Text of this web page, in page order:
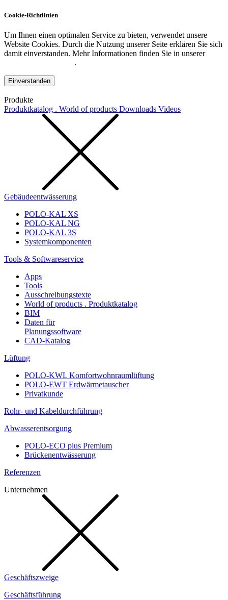
Cookie-Richtlinien
Um Ihnen einen optimalen Service zu bieten, verwendet unsere
Website Cookies. Durch die Nutzung unserer Seite erklären Sie sich
damit einverstanden. Mehr Informationen finden Sie in unserer
.
Einverstanden
Produkte
Produktkatalog . World of products Downloads Videos
Gebäudeentwässerung
POLO-KAL XS
POLO-KAL NG
POLO-KAL 3S
Systemkomponenten
Tools & Softwareservice
Apps
Tools
Ausschreibungstexte
World of products . Produktkatalog
BIM
Daten für
Planungssoftware
CAD-Katalog
Lüftung
POLO-KWL Komfortwohnraumlüftung
POLO-EWT Erdwärmetauscher
Privatkunde
Rohr- und Kabeldurchführung
Abwasserentsorgung
POLO-ECO plus Premium
Brückenentwässerung
Referenzen
Unternehmen
Geschäftszweige
Geschäftsführung